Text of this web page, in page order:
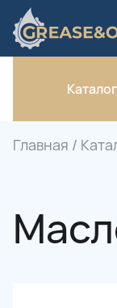
Каталог
Главная /